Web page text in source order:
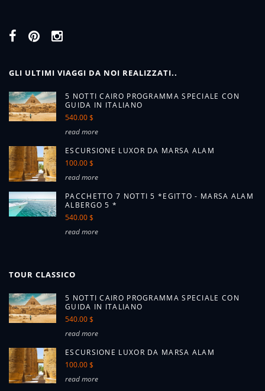
GLI ULTIMI VIAGGI DA NOI REALIZZATI..
5 NOTTI CAIRO PROGRAMMA SPECIALE CON
GUIDA IN ITALIANO
540.00 $
read more
ESCURSIONE LUXOR DA MARSA ALAM
100.00 $
read more
PACCHETTO 7 NOTTI 5 *EGITTO - MARSA ALAM
ALBERGO 5 *
540.00 $
read more
TOUR CLASSICO
5 NOTTI CAIRO PROGRAMMA SPECIALE CON
GUIDA IN ITALIANO
540.00 $
read more
ESCURSIONE LUXOR DA MARSA ALAM
100.00 $
read more